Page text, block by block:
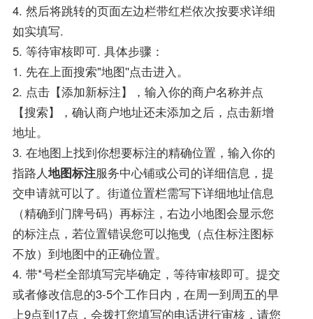
4. 然后将跳转的页面左边栏带红栏依次按要求详细
如实填写.
5. 等待审核即可. 具体步骤：
1. 先在上面搜索"地图''点击进入。
2. 点击【添加新标注】，输入你的商户名称并点
【搜索】，确认商户地址还未添加之后，点击新增
地址。
3. 在地图上找到你想要标注的精确位置，输入你的
指路人地图标注服务中心铺或公司的详细信息，提
交申请就可以了。街道位置栏需写下详细地址信息
（精确到门牌号码）再标注，右边小地图会显示您
的标注点，若位置错误您可以拖曵（点住标注图标
不放）到地图中的正确位置。
4. 带*号栏全部填写完毕确定，等待审核即可。提交
或者修改信息的3-5个工作日内，在周一到周五的早
上9点到17点，会拨打您填写的电话进行审核，请您